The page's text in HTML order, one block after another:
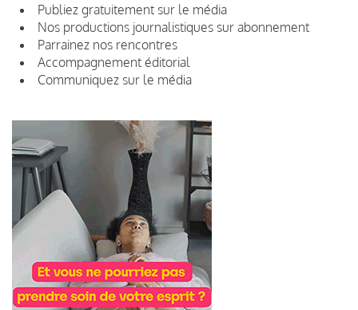
Publiez gratuitement sur le média
Nos productions journalistiques sur abonnement
Parrainez nos rencontres
Accompagnement éditorial
Communiquez sur le média